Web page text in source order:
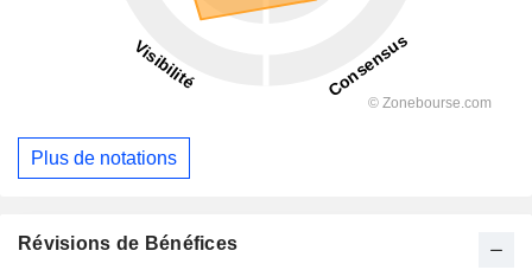
Plus de notations
Révisions de Bénéfices